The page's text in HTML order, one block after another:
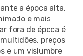
a época alta,
e mais
fora de época é
preços
e um vislumbre